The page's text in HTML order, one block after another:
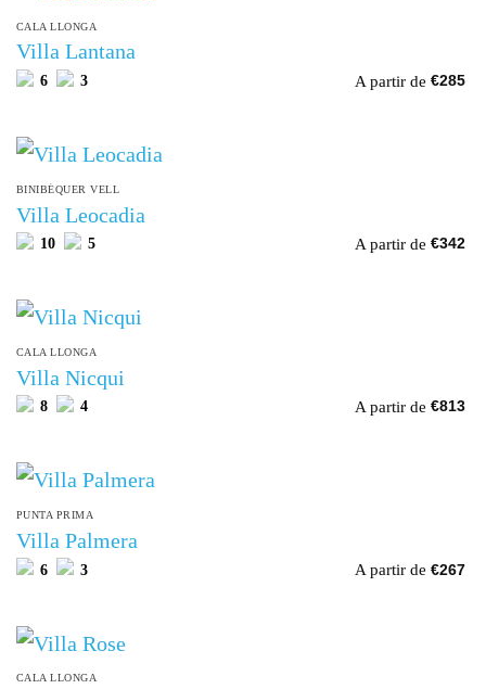
CALA LLONGA
Villa Lantana
6 3 A partir de €285
BINIBÉQUER VELL
Villa Leocadia
10 5 A partir de €342
CALA LLONGA
Villa Nicqui
8 4 A partir de €813
PUNTA PRIMA
Villa Palmera
6 3 A partir de €267
CALA LLONGA